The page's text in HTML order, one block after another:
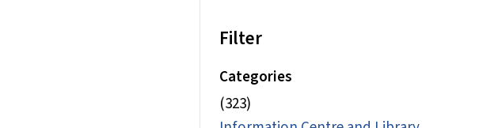
Filter
Categories
(323)